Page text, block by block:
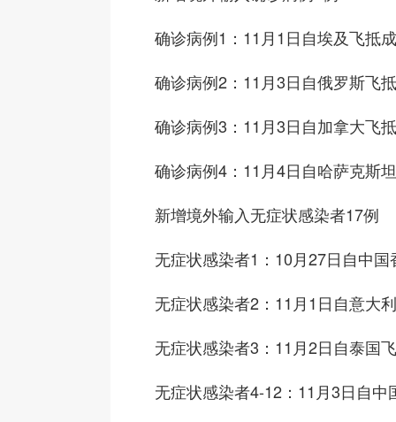
确诊病例1：11月1日自埃及飞抵
确诊病例2：11月3日自俄罗斯飞
确诊病例3：11月3日自加拿大飞
确诊病例4：11月4日自哈萨克斯
新增境外输入无症状感染者17例
无症状感染者1：10月27日自中
无症状感染者2：11月1日自意大
无症状感染者3：11月2日自泰国
无症状感染者4-12：11月3日自中